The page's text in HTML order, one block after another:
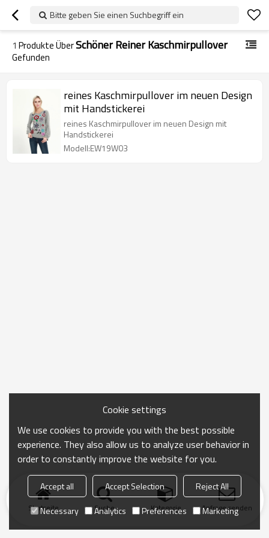
Bitte geben Sie einen Suchbegriff ein
1 Produkte ÜberSchöner Reiner Kaschmirpullover
Gefunden
reines Kaschmirpullover im neuen Design
mit Handstickerei
reines Kaschmirpullover im neuen Design mit
Handstickerei
Modell:EW19W03
Startseite Suche Kategorie Anfrage senden
Cookie settings
We use cookies to provide you with the best possible
experience. They also allow us to analyze user behavior in
order to constantly improve the website for you.
Accept all Accept Selection
Reject All
Necessary
Analytics Preferences Marketing